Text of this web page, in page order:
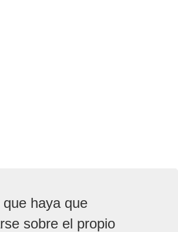
que haya que
sobre el propio